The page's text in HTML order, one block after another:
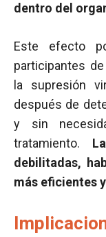
dentro del
Este efecto
participantes
la supresión
después de
y sin
tratamiento.
debilitadas,
más eficientes